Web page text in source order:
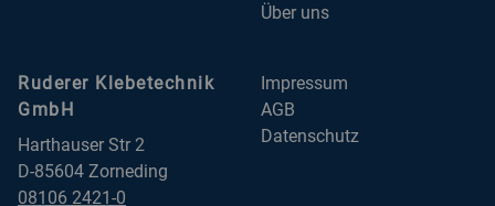
Über uns
Ruderer Klebetechnik
GmbH
Harthauser Str 2
D-85604 Zorneding
08106 2421-0
Impressum
AGB
Datenschutz